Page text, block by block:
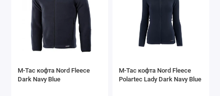
M-Tac кофта Nord Fleece
Dark Navy Blue
M-Tac кофта Nord Fleece
Polartec Lady Dark Navy Blue